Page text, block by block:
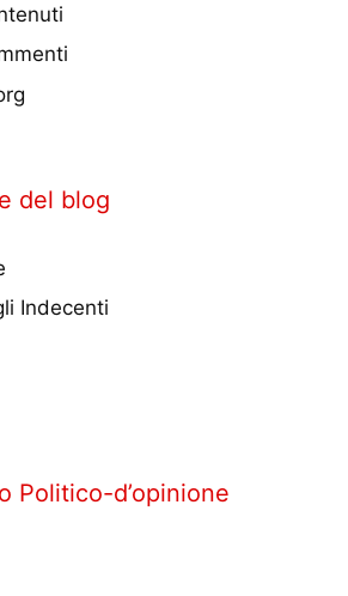
del blog
Indecenti
Politico-d’opinione